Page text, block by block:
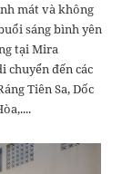
mát và không
sáng bình yên
tại Mira
chuyển đến các
Tiên Sa, Dốc